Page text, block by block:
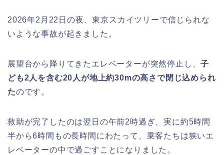
2026年2月22日の夜、東京スカイツリーで信じられな
いような事故が起きました。
展望台から降りてきたエレベーターが突然停止し、子
ども2人を含む20人が地上約30mの高さで閉じ込められ
たのです。
救助が完了したのは翌日の午前2時過ぎ、実に約5時間
半から6時間もの長時間にわたって、乗客たちは狭いエ
レベーターの中で過ごすことになりました。